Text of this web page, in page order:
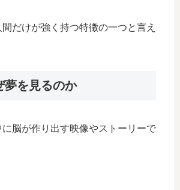
だけが強く持つ特徴の一つと言え
夢を見るのか
脳が作り出す映像やストーリーで